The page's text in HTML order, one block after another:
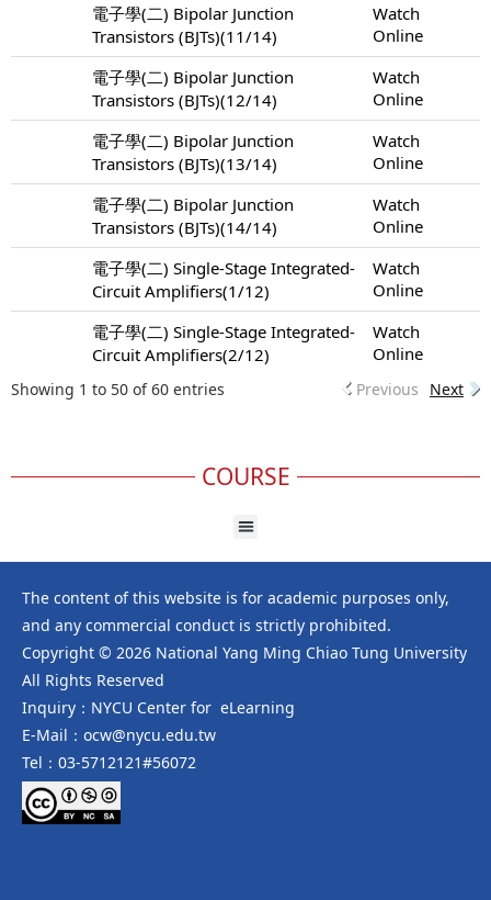
電子學(二) Bipolar Junction
Transistors (BJTs)(11/14)
Watch
Online
電子學(二) Bipolar Junction
Transistors (BJTs)(12/14)
Watch
Online
電子學(二) Bipolar Junction
Transistors (BJTs)(13/14)
Watch
Online
電子學(二) Bipolar Junction
Transistors (BJTs)(14/14)
Watch
Online
電子學(二) Single-Stage Integrated-
Circuit Amplifiers(1/12)
Watch
Online
電子學(二) Single-Stage Integrated-
Circuit Amplifiers(2/12)
Watch
Online
Showing 1 to 50 of 60 entries Previous Next
COURSE
The content of this website is for academic purposes only,
and any commercial conduct is strictly prohibited.
Copyright © 2026 National Yang Ming Chiao Tung University
All Rights Reserved
Inquiry：NYCU Center for eLearning
E-Mail：ocw@nycu.edu.tw
Tel：03-5712121#56072